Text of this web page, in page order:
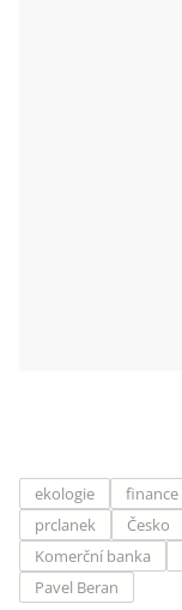
ekologie finance
prclanek
Česko
Komerční banka
Pavel Beran